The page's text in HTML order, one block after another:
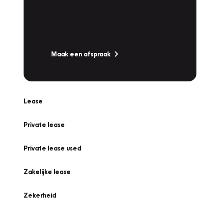
Maak een afspraak
Lease
Private lease
Private lease used
Zakelijke lease
Zekerheid